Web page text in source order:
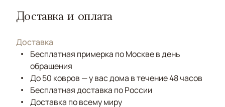
Доставка и оплата
Доставка
Бесплатная примерка по Москве в день
обращения
До 50 ковров — у вас дома в течение 48 часов
Бесплатная доставка по России
Доставка по всему миру